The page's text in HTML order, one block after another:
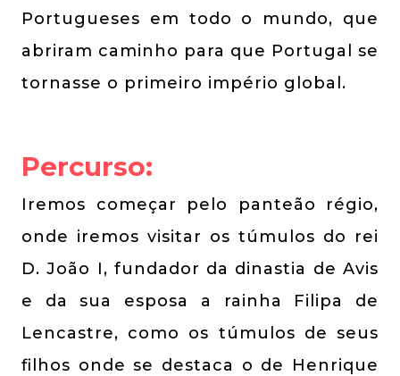
Portugueses em todo o mundo, que
abriram caminho para que Portugal se
tornasse o primeiro império global.
Percurso:
Iremos começar pelo panteão régio,
onde iremos visitar os túmulos do rei
D. João I, fundador da dinastia de Avis
e da sua esposa a rainha Filipa de
Lencastre, como os túmulos de seus
filhos onde se destaca o de Henrique